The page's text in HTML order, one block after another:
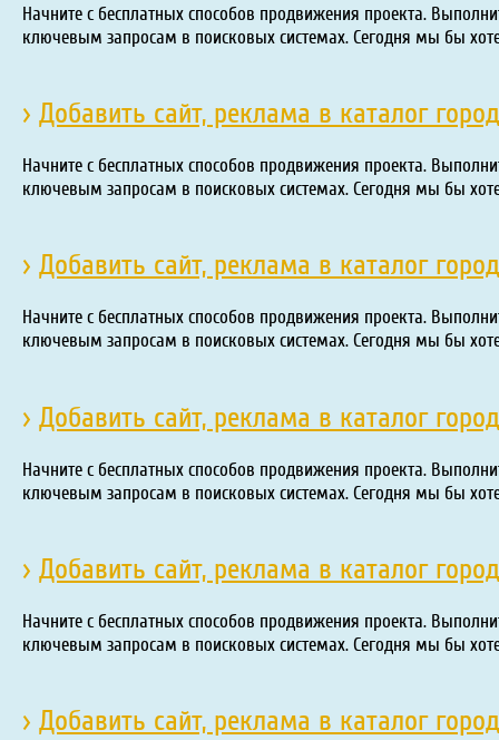
Начните с бесплатных способов продвижения проекта.
ключевым запросам в поисковых системах. Сегодня мы бы
› Добавить сайт, реклама в каталог
Начните с бесплатных способов продвижения проекта.
ключевым запросам в поисковых системах. Сегодня мы бы
› Добавить сайт, реклама в каталог
Начните с бесплатных способов продвижения проекта.
ключевым запросам в поисковых системах. Сегодня мы бы
› Добавить сайт, реклама в каталог
Начните с бесплатных способов продвижения проекта.
ключевым запросам в поисковых системах. Сегодня мы бы
› Добавить сайт, реклама в каталог
Начните с бесплатных способов продвижения проекта.
ключевым запросам в поисковых системах. Сегодня мы бы
› Добавить сайт, реклама в каталог